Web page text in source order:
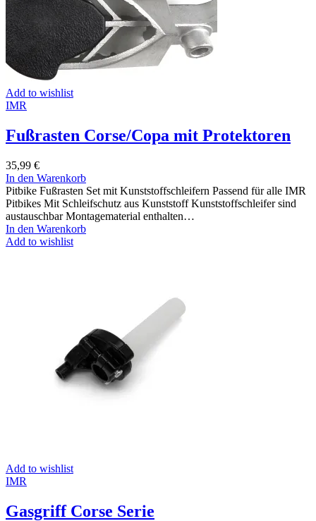
Add to wishlist
IMR
Fußrasten Corse/Copa mit Protektoren
35,99 €
In den Warenkorb
Pitbike Fußrasten Set mit Kunststoffschleifern Passend für alle IMR
Pitbikes Mit Schleifschutz aus Kunststoff Kunststoffschleifer sind
austauschbar Montagematerial enthalten…
In den Warenkorb
Add to wishlist
Add to wishlist
IMR
Gasgriff Corse Serie